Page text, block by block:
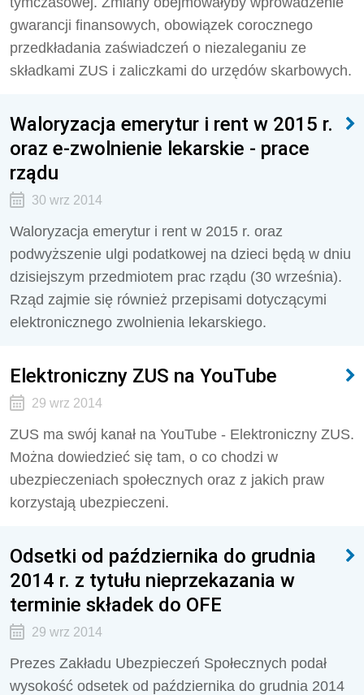
gwarancji finansowych, obowiązek corocznego
przedkładania zaświadczeń o niezaleganiu ze
składkami ZUS i zaliczkami do urzędów skarbowych.
Waloryzacja emerytur i rent w 2015 r.
oraz e-zwolnienie lekarskie - prace
rządu
30 wrz 2014
Waloryzacja emerytur i rent w 2015 r. oraz
podwyższenie ulgi podatkowej na dzieci będą w dniu
dzisiejszym przedmiotem prac rządu (30 września).
Rząd zajmie się również przepisami dotyczącymi
elektronicznego zwolnienia lekarskiego.
Elektroniczny ZUS na YouTube
29 wrz 2014
ZUS ma swój kanał na YouTube - Elektroniczny ZUS.
Można dowiedzieć się tam, o co chodzi w
ubezpieczeniach społecznych oraz z jakich praw
korzystają ubezpieczeni.
Odsetki od października do grudnia
2014 r. z tytułu nieprzekazania w
terminie składek do OFE
29 wrz 2014
Prezes Zakładu Ubezpieczeń Społecznych podał
wysokość odsetek od października do grudnia 2014